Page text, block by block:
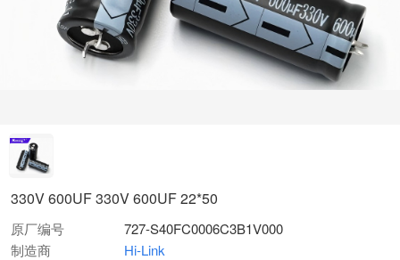
330V 600UF 330V 600UF 22*50
原厂编号
727-S40FC0006C3B1V000
制造商
Hi-Link